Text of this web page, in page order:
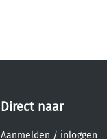
Direct naar
Aanmelden / inloggen